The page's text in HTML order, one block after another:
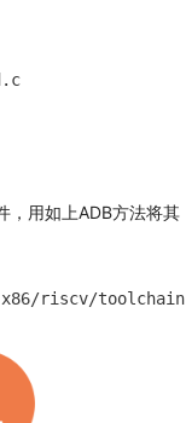
，用如上ADB方法将其
riscv/